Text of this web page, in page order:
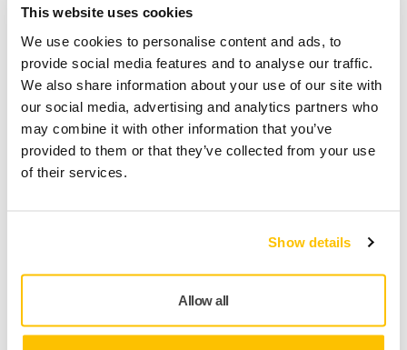
This website uses cookies
We use cookies to personalise content and ads, to
provide social media features and to analyse our traffic.
We also share information about your use of our site with
our social media, advertising and analytics partners who
may combine it with other information that you’ve
provided to them or that they’ve collected from your use
of their services.
Show details
Allow all
Op voorraad
Select quantity value
Toevoegen aan winkelwagen
SPECIAAL VOOR U